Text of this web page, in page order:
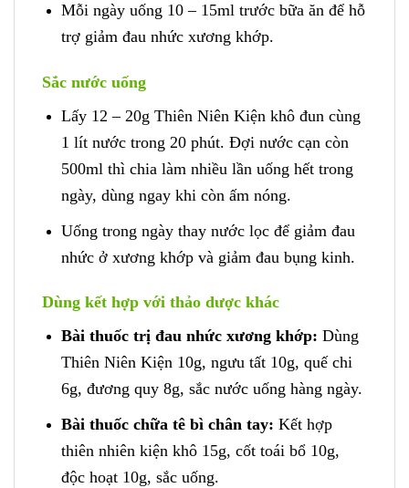
Mỗi ngày uống 10 – 15ml trước bữa ăn để hỗ
trợ giảm đau nhức xương khớp.
Sắc nước uống
Lấy 12 – 20g Thiên Niên Kiện khô đun cùng
1 lít nước trong 20 phút. Đợi nước cạn còn
500ml thì chia làm nhiều lần uống hết trong
ngày, dùng ngay khi còn ấm nóng.
Uống trong ngày thay nước lọc để giảm đau
nhức ở xương khớp và giảm đau bụng kinh.
Dùng kết hợp với thảo dược khác
Bài thuốc trị đau nhức xương khớp: Dùng
Thiên Niên Kiện 10g, ngưu tất 10g, quế chi
6g, đương quy 8g, sắc nước uống hàng ngày.
Bài thuốc chữa tê bì chân tay: Kết hợp
thiên nhiên kiện khô 15g, cốt toái bổ 10g,
độc hoạt 10g, sắc uống.